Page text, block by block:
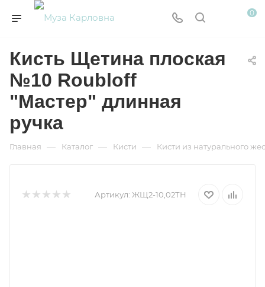
0
Кисть Щетина плоская
№10 Roubloff
"Мастер" длинная
ручка
Главная — Каталог — Кисти — Кисти из натурального
Артикул: ЖЩ2-10,02ТН